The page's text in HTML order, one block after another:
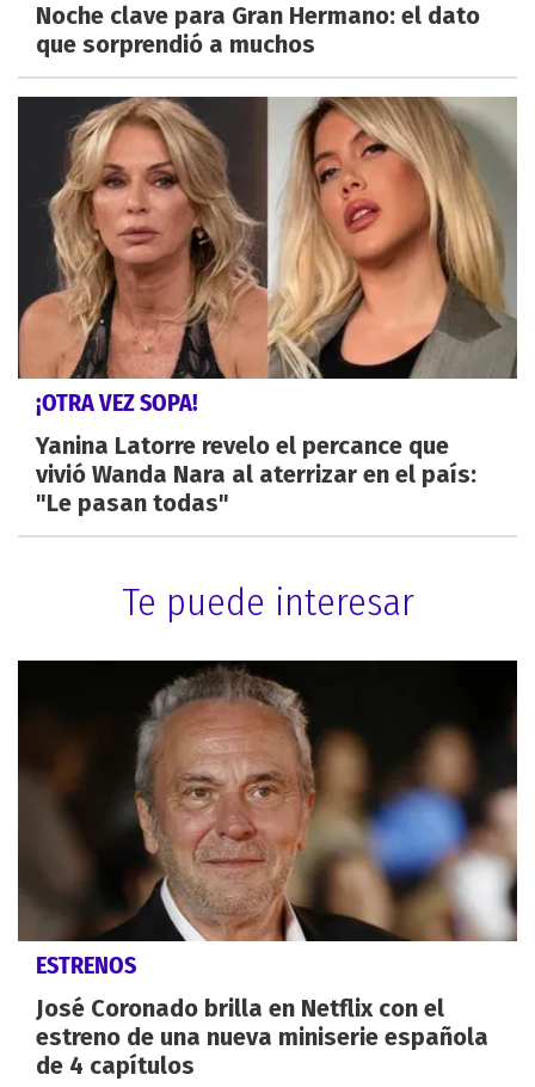
Noche clave para Gran Hermano: el dato
que sorprendió a muchos
¡OTRA VEZ SOPA!
Yanina Latorre revelo el percance que
vivió Wanda Nara al aterrizar en el país:
"Le pasan todas"
Te puede interesar
ESTRENOS
José Coronado brilla en Netflix con el
estreno de una nueva miniserie española
de 4 capítulos